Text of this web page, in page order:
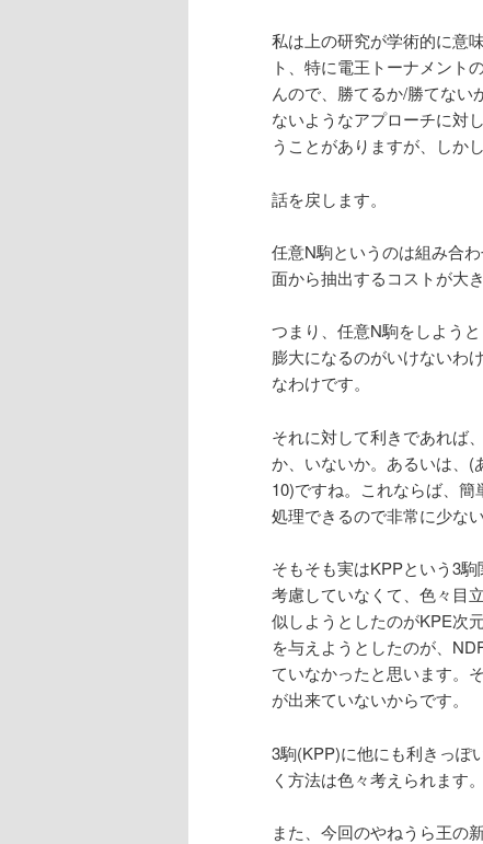
私は上の研究が学術的に意
ト、特に電王トーナメント
んので、勝てるか/勝てない
ないようなアプローチに対
うことがありますが、しか
話を戻します。
任意N駒というのは組み合
面から抽出するコストが大
つまり、任意N駒をしよう
膨大になるのがいけないわ
なわけです。
それに対して利きであれば
か、いないか。あるいは、(
10)ですね。これならば、
処理できるので非常に少な
そもそも実はKPPという3
考慮していなくて、色々目
似しようとしたのがKPE次
を与えようとしたのが、
ていなかったと思います。
が出来ていないからです。
3駒(KPP)に他にも利きっぽ
く方法は色々考えられます
また、今回のやねうら王の